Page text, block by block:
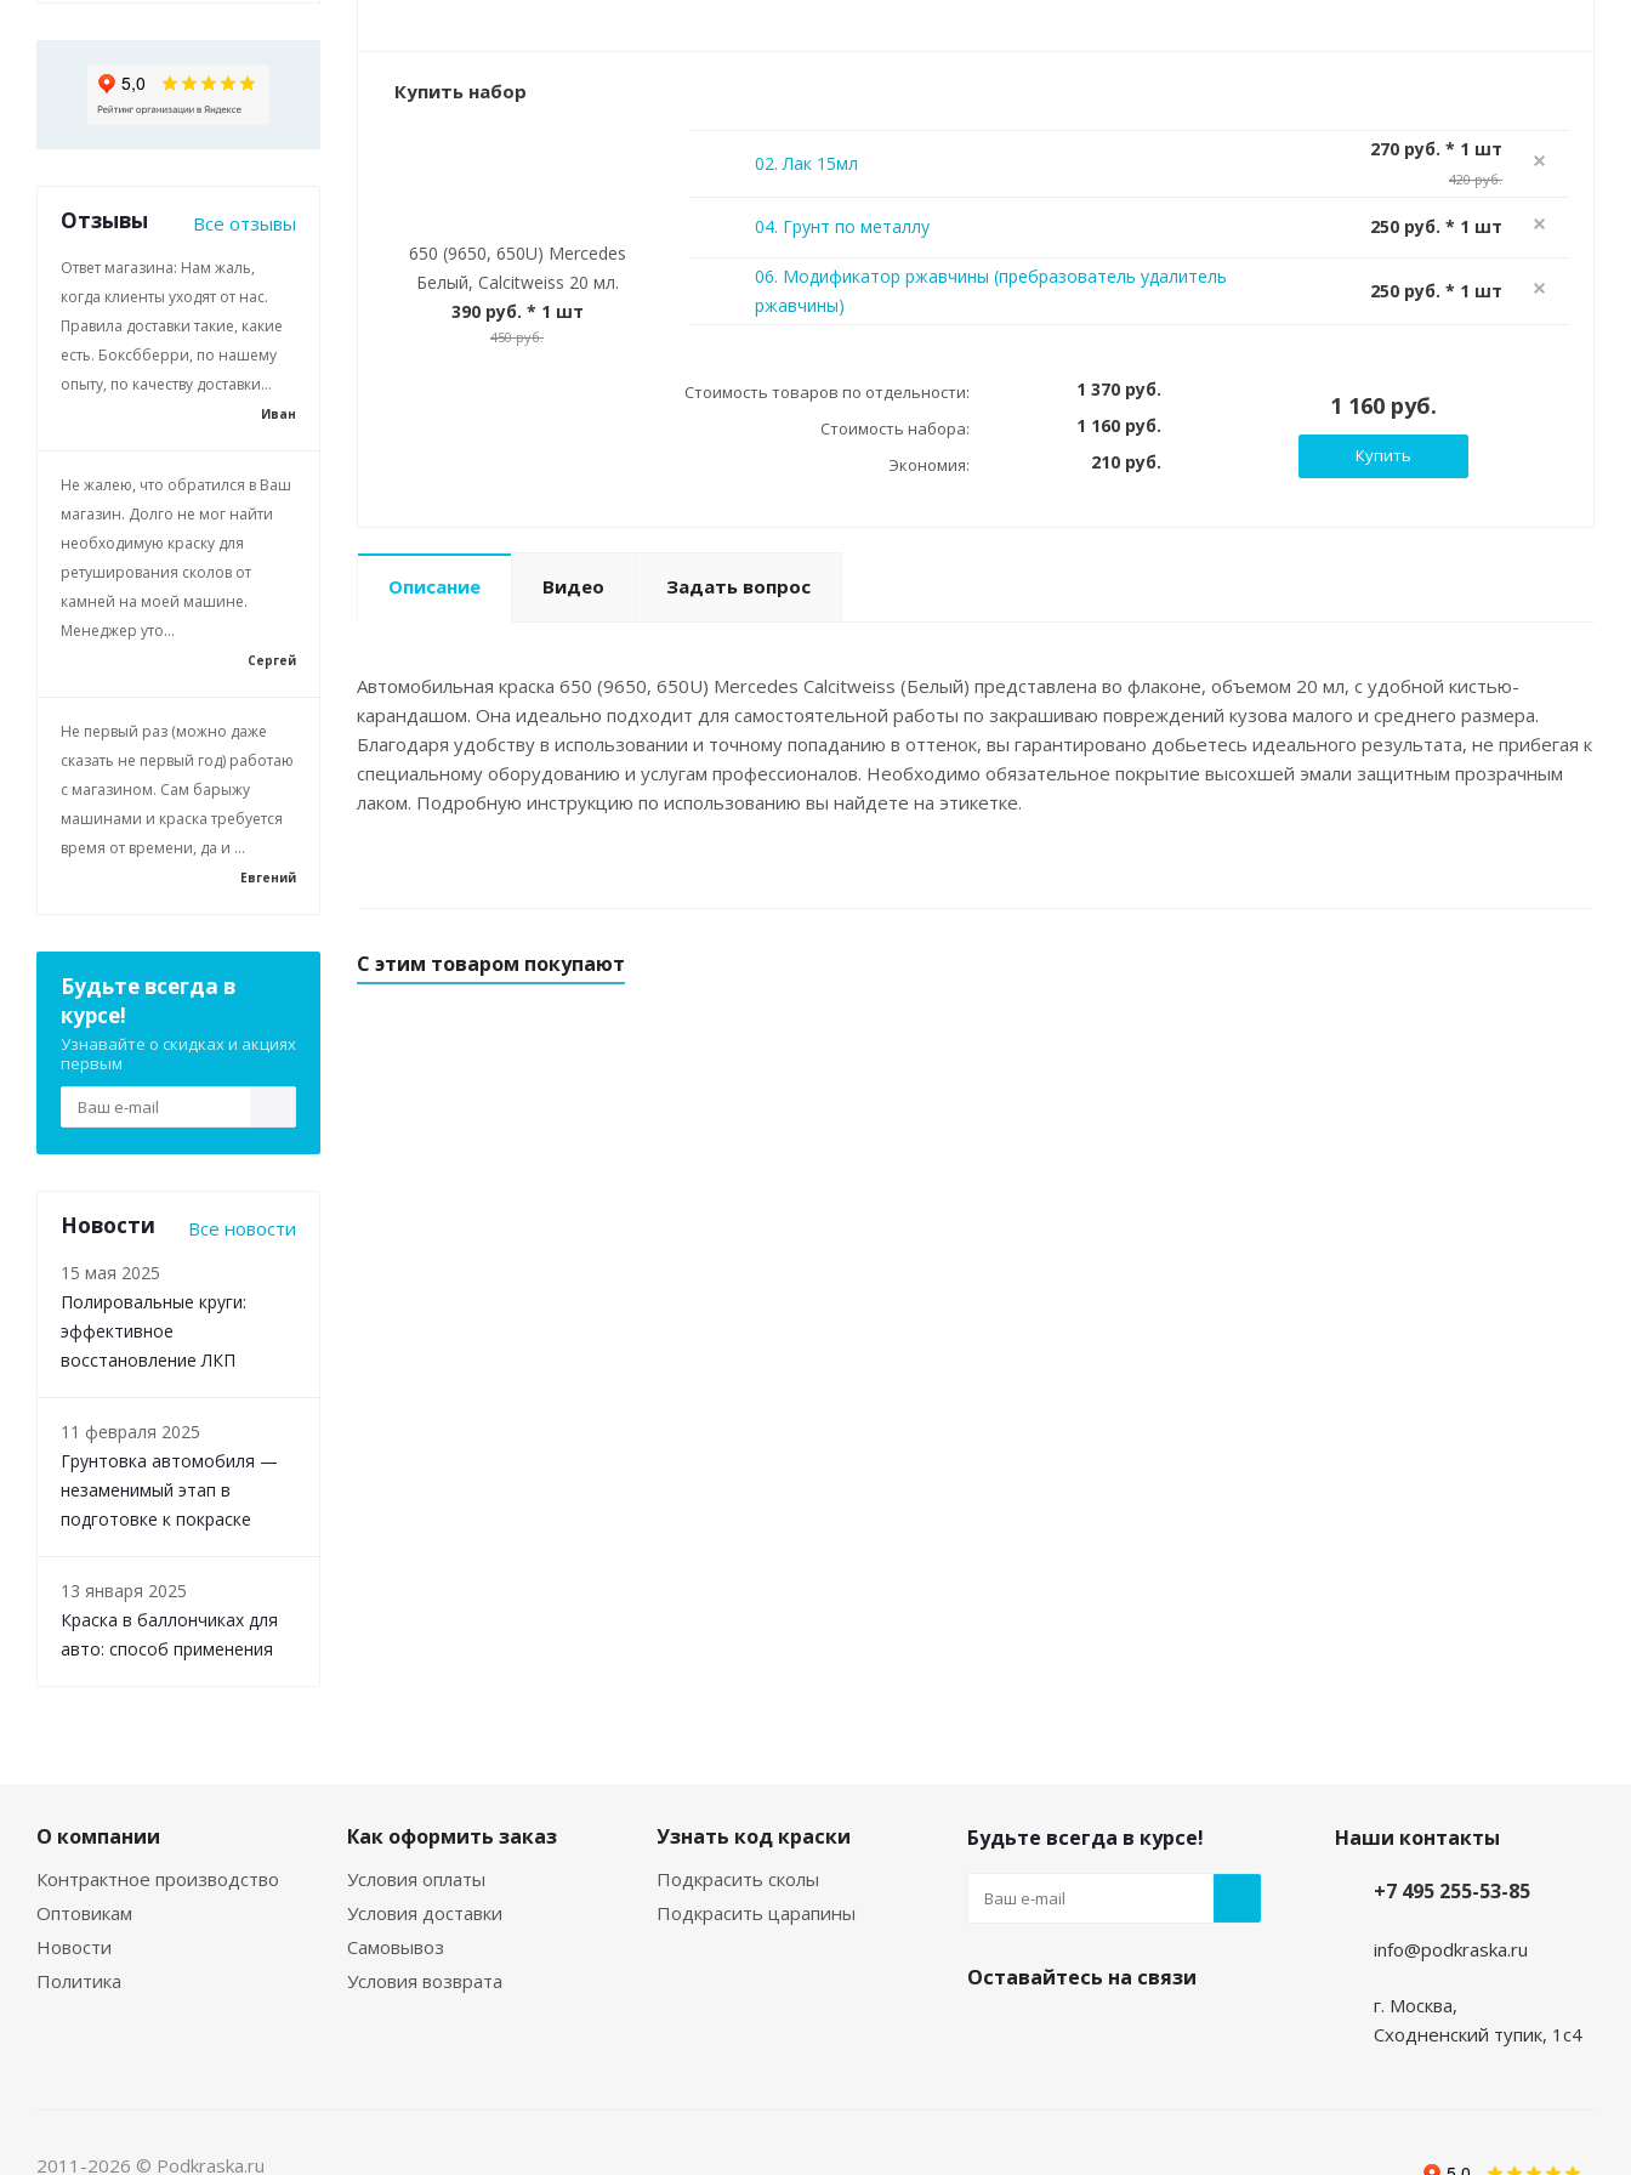
Купить набор
650 (9650, 650U) Mercedes
Белый, Calcitweiss 20 мл.
390 руб. * 1 шт
450 руб.
02. Лак 15мл
270 руб. * 1 шт
420 руб.
04. Грунт по металлу 250 руб. * 1 шт
06. Модификатор ржавчины (пребразователь удалитель
ржавчины)
250 руб. * 1 шт
Стоимость товаров по отдельности: 1 370 руб.
Стоимость набора: 1 160 руб.
Экономия: 210 руб.
1 160 руб.
Купить
Описание Видео Задать вопрос
Автомобильная краска 650 (9650, 650U) Mercedes Calcitweiss (Белый) представлена во флаконе, объемом 20 мл, с удобной кистью-
карандашом. Она идеально подходит для самостоятельной работы по закрашиваю повреждений кузова малого и среднего размера.
Благодаря удобству в использовании и точному попаданию в оттенок, вы гарантировано добьетесь идеального результата, не прибегая к
специальному оборудованию и услугам профессионалов. Необходимо обязательное покрытие высохшей эмали защитным прозрачным
лаком. Подробную инструкцию по использованию вы найдете на этикетке.
С этим товаром покупают
Отзывы Все отзывы
Ответ магазина: Нам жаль,
когда клиенты уходят от нас.
Правила доставки такие, какие
есть. Боксбберри, по нашему
опыту, по качеству доставки...
Иван
Не жалею, что обратился в Ваш
магазин. Долго не мог найти
необходимую краску для
ретуширования сколов от
камней на моей машине.
Менеджер уто...
Сергей
Не первый раз (можно даже
сказать не первый год) работаю
с магазином. Сам барыжу
машинами и краска требуется
время от времени, да и ...
Евгений
Будьте всегда в
курсе!
Узнавайте о скидках и акциях
первым
Новости Все новости
15 мая 2025
Полировальные круги:
эффективное
восстановление ЛКП
11 февраля 2025
Грунтовка автомобиля —
незаменимый этап в
подготовке к покраске
13 января 2025
Краска в баллончиках для
авто: способ применения
О компании
Контрактное производство
Оптовикам
Новости
Политика
Как оформить заказ
Условия оплаты
Условия доставки
Самовывоз
Условия возврата
Узнать код краски
Подкрасить сколы
Подкрасить царапины
Будьте всегда в курсе!
Оставайтесь на связи
Наши контакты
+7 495 255-53-85
info@podkraska.ru
г. Москва,
Сходненский тупик, 1с4
2011-2026 © Podkraska.ru